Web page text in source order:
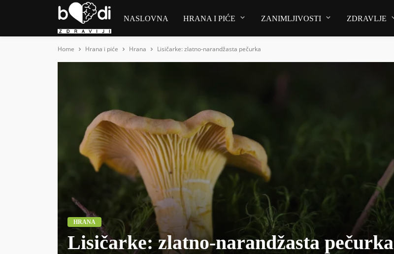
NASLOVNA HRANA I PIĆE ZANIMLJIVOSTI ZDRAVLJE
Home Hrana i piće Hrana Lisičarke: zlatno-narandžasta pečurka
HRANA
Lisičarke: zlatno-narandžasta pečurka